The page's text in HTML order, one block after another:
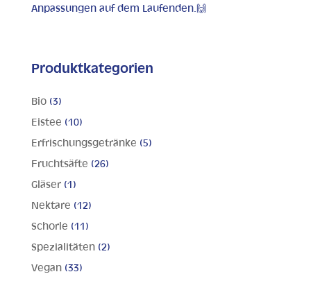
Anpassungen auf dem Laufenden.🙌
Produktkategorien
Bio (3)
Eistee (10)
Erfrischungsgetränke (5)
Fruchtsäfte (26)
Gläser (1)
Nektare (12)
Schorle (11)
Spezialitäten (2)
Vegan (33)